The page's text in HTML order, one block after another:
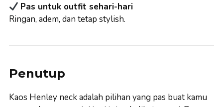
Pas untuk outfit sehari-hari
Ringan, adem, dan tetap stylish.
Penutup
Kaos Henley neck adalah pilihan yang pas buat kamu